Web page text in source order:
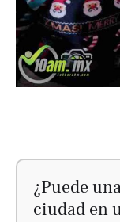
¿Puede
ciudad en